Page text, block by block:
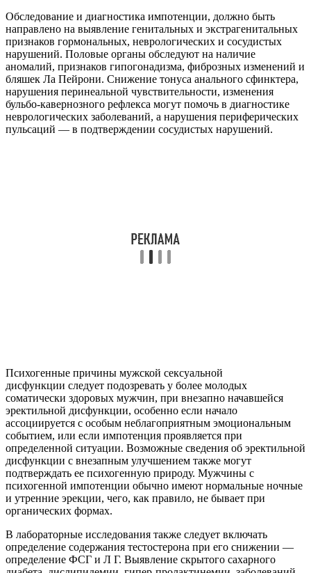
Обследование и диагностика импотенции, должно быть
направлено на выявление генитальных и экстрагенитальных
признаков гормональных, неврологических и сосудистых
нарушений. Половые органы обследуют на наличие
аномалий, признаков гипогонадизма, фиброзных изменений и
бляшек Ла Пейрони. Снижение тонуса анального сфинктера,
нарушения перинеальной чувствительности, изменения
бульбо-кавернозного рефлекса могут помочь в диагностике
неврологических заболеваний, а нарушения периферических
пульсаций — в подтверждении сосудистых нарушений.
Психогенные причины мужской сексуальной
дисфункции следует подозревать у более молодых
соматически здоровых мужчин, при внезапно начавшейся
эректильной дисфункции, особенно если начало
ассоциируется с особым неблагоприятным эмоциональным
событием, или если импотенция проявляется при
определенной ситуации. Возможные сведения об эректильной
дисфункции с внезапным улучшением также могут
подтверждать ее психогенную природу. Мужчины с
психогенной импотенции обычно имеют нормальные ночные
и утренние эрекции, чего, как правило, не бывает при
органических формах.
В лабораторные исследования также следует включать
определение содержания тестостерона при его снижении —
определение ФСГ и Л Г. Выявление скрытого сахарного